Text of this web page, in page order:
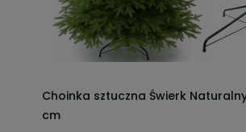
Choinka sztuczna Świerk Naturalny
cm